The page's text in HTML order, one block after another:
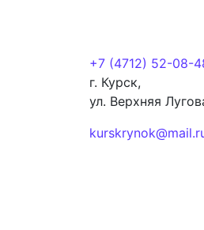
+7 (4712) 52-08-
г. Курск,
ул. Верхняя